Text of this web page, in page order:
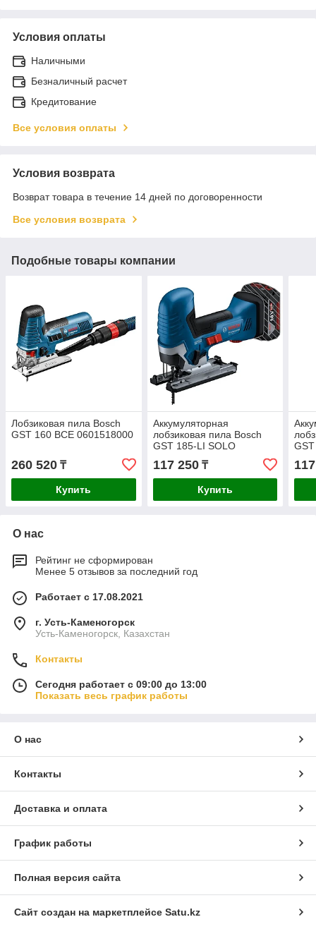
Условия оплаты
Наличными
Безналичный расчет
Кредитование
Все условия оплаты
Условия возврата
Возврат товара в течение 14 дней по договоренности
Все условия возврата
Подобные товары компании
Лобзиковая пила Bosch
GST 160 BCE 0601518000
260 520 ₸
Купить
Аккумуляторная
лобзиковая пила Bosch
GST 185-LI SOLO
06015B2021
117 250₸
Купить
О нас
Рейтинг не сформирован
Менее 5 отзывов за последний год
Работает с 17.08.2021
г. Усть-Каменогорск
Усть-Каменогорск, Казахстан
Контакты
Сегодня работает с 09:00 до 13:00
Показать весь график работы
О нас
Контакты
Доставка и оплата
График работы
Полная версия сайта
Сайт создан на маркетплейсе Satu.kz